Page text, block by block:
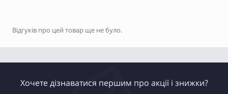
Відгуків про цей товар ще не було.
Хочете дізнаватися першим про акції і знижки?